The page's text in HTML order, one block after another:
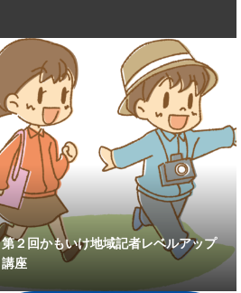
第２回かもいけ地域記者レベルアップ
講座